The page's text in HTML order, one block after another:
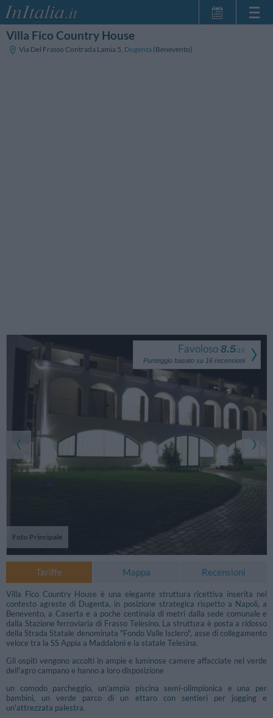
Le mie Prenotazioni
Villa Fico Country House
Via Del Frasso Contrada Lamia 5, Dugenta (Benevento)
Foto Principale
Favoloso 8.5/10
Punteggio basato su 16 recensioni
Tariffe Mappa Recensioni
Villa Fico Country House è una elegante struttura ricettiva inserita nel
contesto agreste di Dugenta, in posizione strategica rispetto a Napoli, a
Benevento, a Caserta e a poche centinaia di metri dalla sede comunale e
dalla Stazione ferroviaria di Frasso Telesino. La struttura è posta a ridosso
della Strada Statale denominata "Fondo Valle Isclero", asse di collegamento
veloce tra la SS Appia a Maddaloni e la statale Telesina.
Gli ospiti vengono accolti in ampie e luminose camere affacciate nel verde
dell'agro campano e hanno a loro disposizione
un comodo parcheggio, un'ampia piscina semi-olimpionica e una per
bambini, un verde parco di un ettaro con sentieri per jogging e
un'attrezzata palestra.